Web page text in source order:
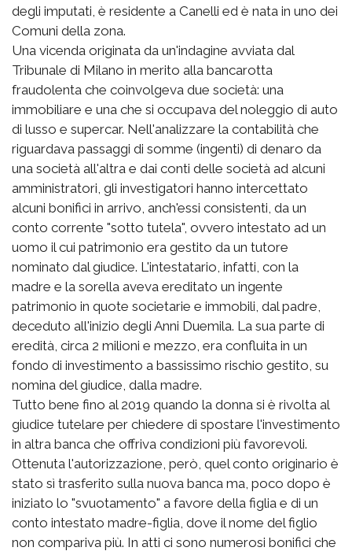
degli imputati, è residente a Canelli ed è nata in uno dei
Comuni della zona.
Una vicenda originata da un'indagine avviata dal
Tribunale di Milano in merito alla bancarotta
fraudolenta che coinvolgeva due società: una
immobiliare e una che si occupava del noleggio di auto
di lusso e supercar. Nell'analizzare la contabilità che
riguardava passaggi di somme (ingenti) di denaro da
una società all'altra e dai conti delle società ad alcuni
amministratori, gli investigatori hanno intercettato
alcuni bonifici in arrivo, anch'essi consistenti, da un
conto corrente "sotto tutela", ovvero intestato ad un
uomo il cui patrimonio era gestito da un tutore
nominato dal giudice. L'intestatario, infatti, con la
madre e la sorella aveva ereditato un ingente
patrimonio in quote societarie e immobili, dal padre,
deceduto all'inizio degli Anni Duemila. La sua parte di
eredità, circa 2 milioni e mezzo, era confluita in un
fondo di investimento a bassissimo rischio gestito, su
nomina del giudice, dalla madre.
Tutto bene fino al 2019 quando la donna si è rivolta al
giudice tutelare per chiedere di spostare l'investimento
in altra banca che offriva condizioni più favorevoli.
Ottenuta l'autorizzazione, però, quel conto originario è
stato sì trasferito sulla nuova banca ma, poco dopo è
iniziato lo "svuotamento" a favore della figlia e di un
conto intestato madre-figlia, dove il nome del figlio
non compariva più. In atti ci sono numerosi bonifici che